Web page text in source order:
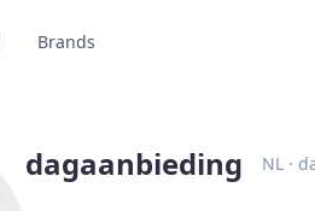
Brands
dagaanbieding NL ·